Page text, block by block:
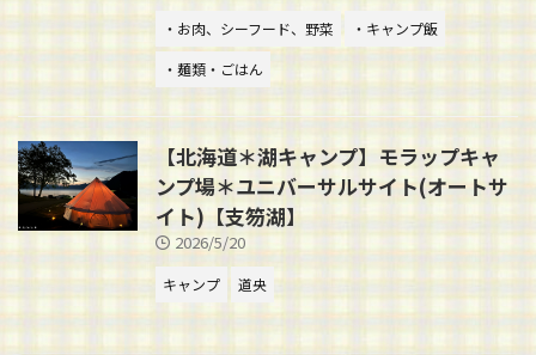
・お肉、シーフード、野菜
・キャンプ飯
・麺類・ごはん
【北海道＊湖キャンプ】モラップキャ
ンプ場＊ユニバーサルサイト(オートサ
イト)【支笏湖】
2026/5/20
キャンプ 道央